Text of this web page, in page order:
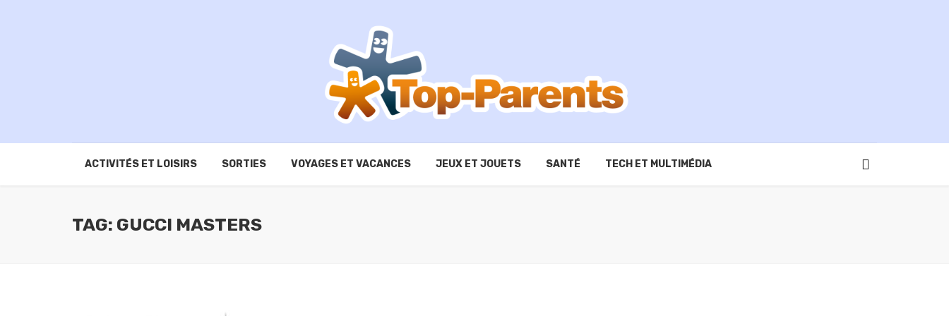
ACTIVITÉS ET LOISIRS SORTIES VOYAGES ET VACANCES JEUX ET JOUETS SANTÉ TECH ET MULTIMÉDIA
TAG: GUCCI MASTERS